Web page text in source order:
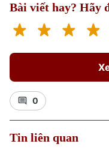
Bài viết hay? Hãy
0
Tin liên quan